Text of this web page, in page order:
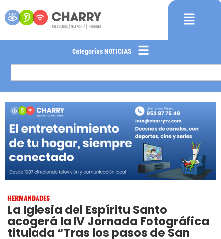
Categorías NOTICIAS
HERMANDADES
La Iglesia del Espíritu Santo
acogerá la IV Jornada Fotográfica
titulada “Tras los pasos de San